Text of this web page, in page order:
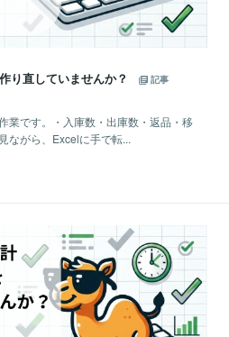
り直していませんか？
記事
業です。・入庫数・出庫数・返品・移
ながら、Excelに手で転...